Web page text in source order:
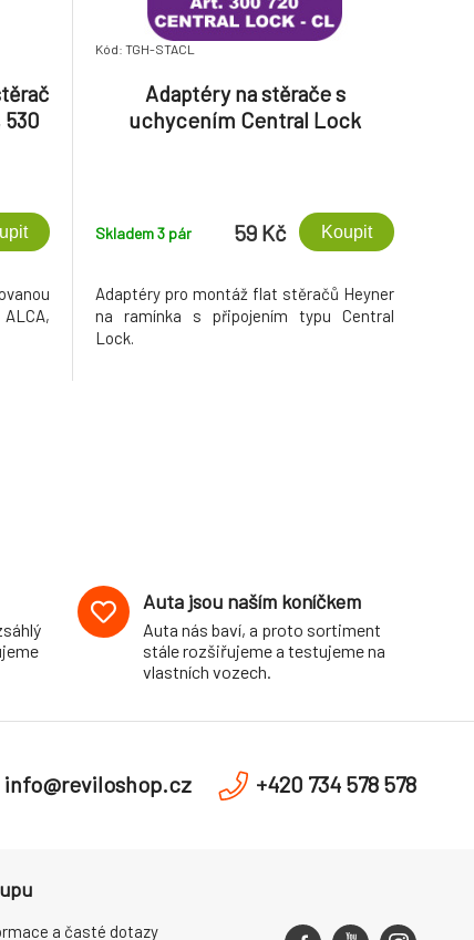
Kód: TGH-STACL
Adaptéry na stěrače s
uchycením Central Lock
Skladem 3 pár 59 Kč Koupit
Adaptéry pro montáž flat stěračů Heyner
na ramínka s připojením typu Central
Lock.
Auta jsou naším koníčkem
Auta nás baví, a proto sortiment
stále rozšiřujeme a testujeme na
vlastních vozech.
info@reviloshop.cz +420 734 578 578
a časté dotazy